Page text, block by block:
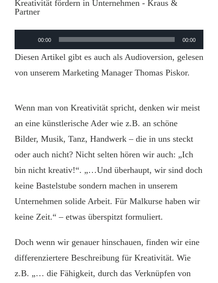
Audio-
Player
00:00 00:00
Diesen Artikel gibt es auch als Audioversion, gelesen
von unserem Marketing Manager Thomas Piskor.
Wenn man von Kreativität spricht, denken wir meist
an eine künstlerische Ader wie z.B. an schöne
Bilder, Musik, Tanz, Handwerk – die in uns steckt
oder auch nicht? Nicht selten hören wir auch: „Ich
bin nicht kreativ!“. „…Und überhaupt, wir sind doch
keine Bastelstube sondern machen in unserem
Unternehmen solide Arbeit. Für Malkurse haben wir
keine Zeit.“ – etwas überspitzt formuliert.
Doch wenn wir genauer hinschauen, finden wir eine
differenziertere Beschreibung für Kreativität. Wie
z.B. „… die Fähigkeit, durch das Verknüpfen von